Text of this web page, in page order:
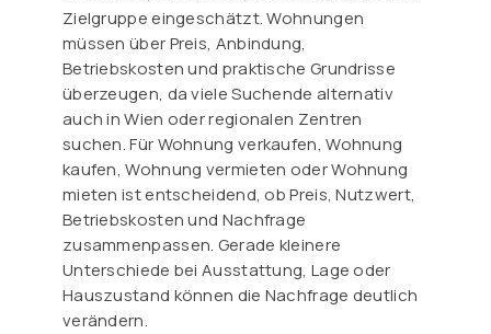
Zielgruppe eingeschätzt. Wohnungen
müssen über Preis, Anbindung,
Betriebskosten und praktische Grundrisse
überzeugen, da viele Suchende alternativ
auch in Wien oder regionalen Zentren
suchen. Für Wohnung verkaufen, Wohnung
kaufen, Wohnung vermieten oder Wohnung
mieten ist entscheidend, ob Preis, Nutzwert,
Betriebskosten und Nachfrage
zusammenpassen. Gerade kleinere
Unterschiede bei Ausstattung, Lage oder
Hauszustand können die Nachfrage deutlich
verändern.